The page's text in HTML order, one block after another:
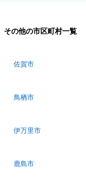
その他の市区町村一覧
佐賀市
鳥栖市
伊万里市
鹿島市